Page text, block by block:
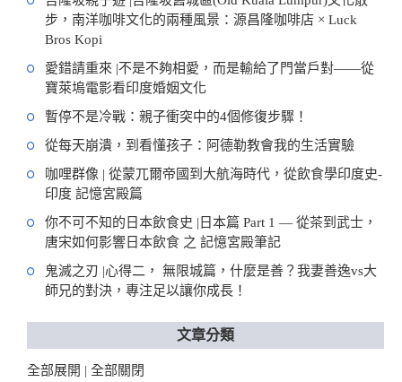
步，南洋咖啡文化的兩種風景：源昌隆咖啡店 × Luck
Bros Kopi
愛錯請重來 |不是不夠相愛，而是輸給了門當戶對——從
寶萊塢電影看印度婚姻文化
暫停不是冷戰：親子衝突中的4個修復步驟！
從每天崩潰，到看懂孩子：阿德勒教會我的生活實驗
咖哩群像 | 從蒙兀爾帝國到大航海時代，從飲食學印度史-
印度 記憶宮殿篇
你不可不知的日本飲食史 |日本篇 Part 1 — 從茶到武士，
唐宋如何影響日本飲食 之 記憶宮殿筆記
鬼滅之刃 |心得二， 無限城篇，什麼是善？我妻善逸vs大
師兄的對決，專注足以讓你成長！
文章分類
全部展開 | 全部關閉